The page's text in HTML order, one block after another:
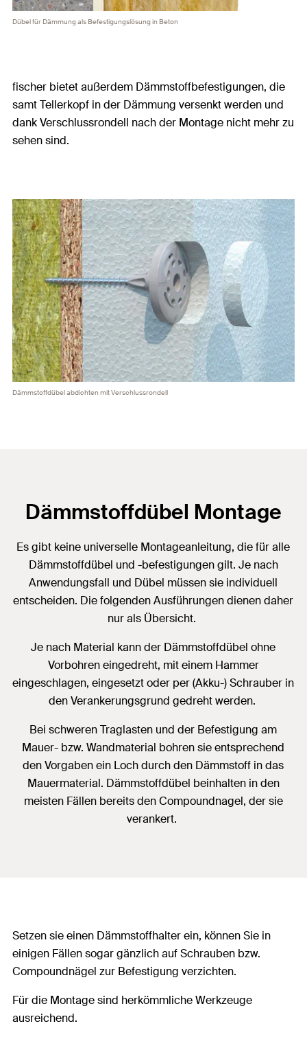
Dübel für Dämmung als Befestigungslösung in Beton
fischer bietet außerdem Dämmstoffbefestigungen, die
samt Tellerkopf in der Dämmung versenkt werden und
dank Verschlussrondell nach der Montage nicht mehr zu
sehen sind.
Dämmstoffdübel abdichten mit Verschlussrondell
Dämmstoffdübel Montage
Es gibt keine universelle Montageanleitung, die für alle
Dämmstoffdübel und -befestigungen gilt. Je nach
Anwendungsfall und Dübel müssen sie individuell
entscheiden. Die folgenden Ausführungen dienen daher
nur als Übersicht.
Je nach Material kann der Dämmstoffdübel ohne
Vorbohren eingedreht, mit einem Hammer
eingeschlagen, eingesetzt oder per (Akku-) Schrauber in
den Verankerungsgrund gedreht werden.
Bei schweren Traglasten und der Befestigung am
Mauer- bzw. Wandmaterial bohren sie entsprechend
den Vorgaben ein Loch durch den Dämmstoff in das
Mauermaterial. Dämmstoffdübel beinhalten in den
meisten Fällen bereits den Compoundnagel, der sie
verankert.
Setzen sie einen Dämmstoffhalter ein, können Sie in
einigen Fällen sogar gänzlich auf Schrauben bzw.
Compoundnägel zur Befestigung verzichten.
Für die Montage sind herkömmliche Werkzeuge
ausreichend.